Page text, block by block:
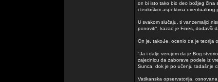
on bi isto tako bio deo božjeg čina
i teološkim aspektima eventualnog
U svakom slučaju, ti vanzemaljci
ponoviti", kazao je Fines, dodavši
On je, takođe, ocenio da je teorija
"Ja i dalje verujem da je Bog
zajednicu da zaborave podele iz
Sunca, dok je po učenju tadašnje
Vatikanska opservatorija,